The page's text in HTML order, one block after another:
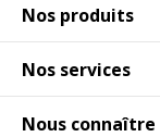
Nos produits
Nos services
Nous connaître